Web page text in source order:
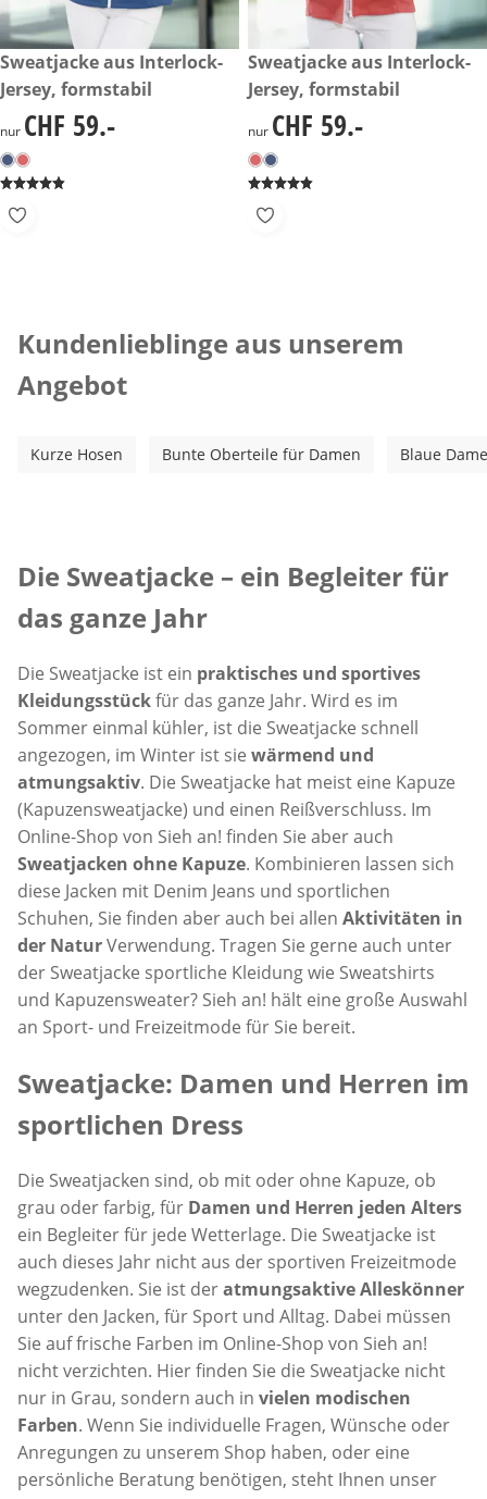
CHF 59.-
Sweatjacke aus Interlock-
Jersey, formstabil
CHF 59.-
nur CHF 59.-
CHF 59.-
Sweatjacke aus Interlock-
Jersey, formstabil
CHF 59.-
nur CHF 59.-
Kundenlieblinge aus unserem
Angebot
Kurze Hosen Bunte Oberteile für Damen Blaue
Die Sweatjacke – ein Begleiter für
das ganze Jahr
Die Sweatjacke ist ein praktisches und sportives
Kleidungsstückfür das ganze Jahr. Wird es im
Sommer einmal kühler, ist die Sweatjacke schnell
angezogen, im Winter ist sie wärmend und
atmungsaktiv. Die Sweatjacke hat meist eine Kapuze
(Kapuzensweatjacke) und einen Reißverschluss. Im
Online-Shop von Sieh an! finden Sie aber auch
Sweatjacken ohne Kapuze. Kombinieren lassen sich
diese Jacken mit Denim Jeans und sportlichen
Schuhen, Sie finden aber auch bei allen Aktivitäten in
der NaturVerwendung. Tragen Sie gerne auch unter
der Sweatjacke sportliche Kleidung wie Sweatshirts
und Kapuzensweater? Sieh an! hält eine große Auswahl
an Sport- und Freizeitmode für Sie bereit.
Sweatjacke: Damen und Herren im
sportlichen Dress
Die Sweatjacken sind, ob mit oder ohne Kapuze, ob
grau oder farbig, für Damen und Herren jeden Alters
ein Begleiter für jede Wetterlage. Die Sweatjacke ist
auch dieses Jahr nicht aus der sportiven Freizeitmode
wegzudenken. Sie ist deratmungsaktive Alleskönner
unter den Jacken, für Sport und Alltag. Dabei müssen
Sie auf frische Farben im Online-Shop von Sieh an!
nicht verzichten. Hier finden Sie die Sweatjacke nicht
nur in Grau, sondern auch in vielen modischen
Farben. Wenn Sie individuelle Fragen, Wünsche oder
Anregungen zu unserem Shop haben, oder eine
persönliche Beratung benötigen, steht Ihnen unser